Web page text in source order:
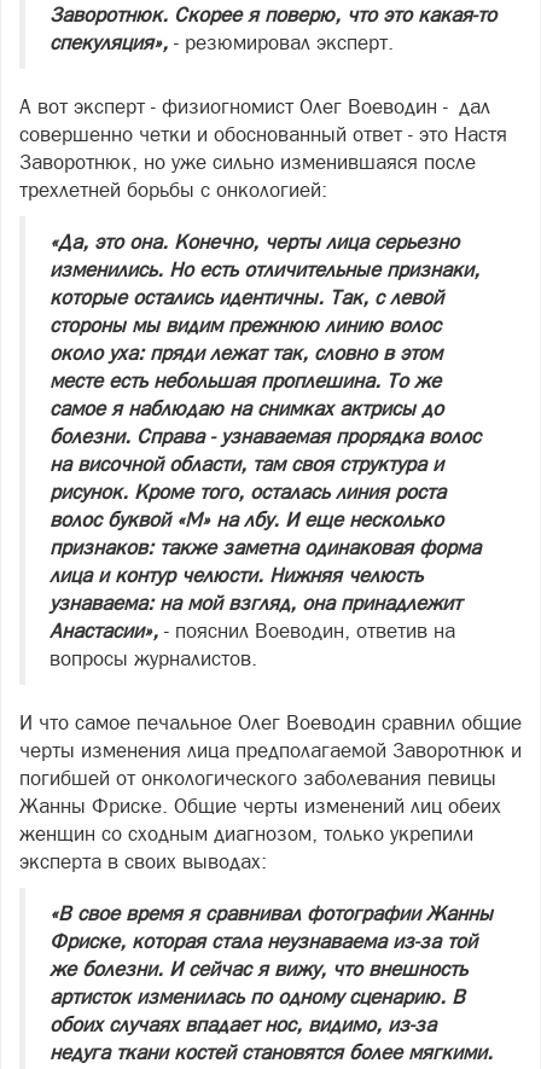
Заворотнюк. Скорее я поверю, что это какая-то
спекуляция», - резюмировал эксперт.
А вот эксперт - физиогномист Олег Воеводин - дал
совершенно четки и обоснованный ответ - это Настя
Заворотнюк, но уже сильно изменившаяся после
трехлетней борьбы с онкологией:
«Да, это она. Конечно, черты лица серьезно
изменились. Но есть отличительные признаки,
которые остались идентичны. Так, с левой
стороны мы видим прежнюю линию волос
около уха: пряди лежат так, словно в этом
месте есть небольшая проплешина. То же
самое я наблюдаю на снимках актрисы до
болезни. Справа - узнаваемая прорядка волос
на височной области, там своя структура и
рисунок. Кроме того, осталась линия роста
волос буквой «М» на лбу. И еще несколько
признаков: также заметна одинаковая форма
лица и контур челюсти. Нижняя челюсть
узнаваема: на мой взгляд, она принадлежит
Анастасии», - пояснил Воеводин, ответив на
вопросы журналистов.
И что самое печальное Олег Воеводин сравнил общие
черты изменения лица предполагаемой Заворотнюк и
погибшей от онкологического заболевания певицы
Жанны Фриске. Общие черты изменений лиц обеих
женщин со сходным диагнозом, только укрепили
эксперта в своих выводах:
«В свое время я сравнивал фотографии Жанны
Фриске, которая стала неузнаваема из-за той
же болезни. И сейчас я вижу, что внешность
артисток изменилась по одному сценарию. В
обоих случаях впадает нос, видимо, из-за
недуга ткани костей становятся более мягкими.